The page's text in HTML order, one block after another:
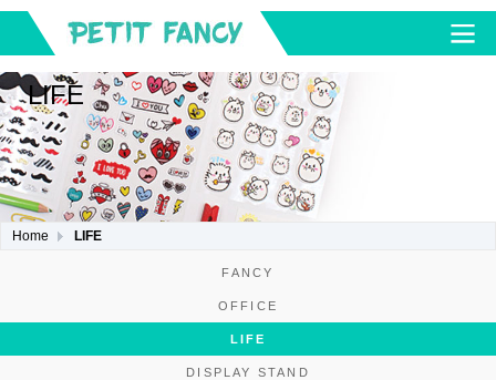
LIFE
Home LIFE
FANCY
OFFICE
LIFE
DISPLAY STAND